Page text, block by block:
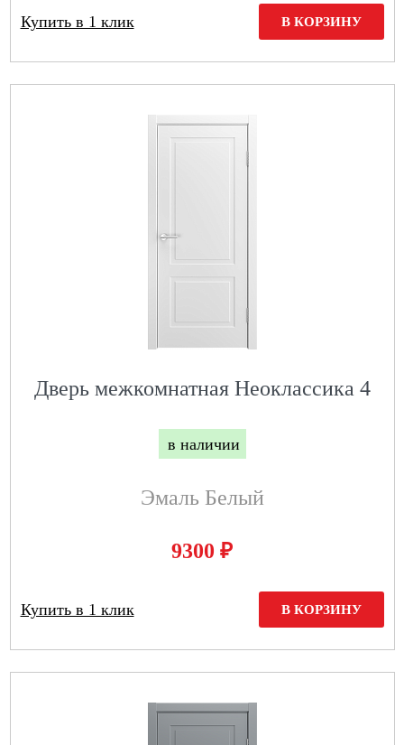
Купить в 1 клик В КОРЗИНУ
Дверь межкомнатная Неоклассика 4
в наличии
Эмаль Белый
9300 ₽
Купить в 1 клик В КОРЗИНУ